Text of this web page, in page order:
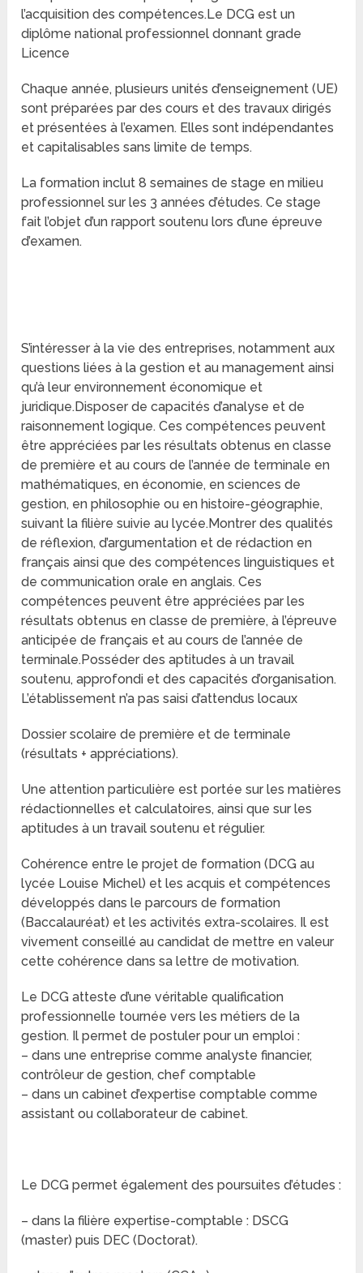
l’acquisition des compétences.Le DCG est un
diplôme national professionnel donnant grade
Licence
Chaque année, plusieurs unités d’enseignement (UE)
sont préparées par des cours et des travaux dirigés
et présentées à l’examen. Elles sont indépendantes
et capitalisables sans limite de temps.
La formation inclut 8 semaines de stage en milieu
professionnel sur les 3 années d’études. Ce stage
fait l’objet d’un rapport soutenu lors d’une épreuve
d’examen.
S’intéresser à la vie des entreprises, notamment aux
questions liées à la gestion et au management ainsi
qu’à leur environnement économique et
juridique.Disposer de capacités d’analyse et de
raisonnement logique. Ces compétences peuvent
être appréciées par les résultats obtenus en classe
de première et au cours de l’année de terminale en
mathématiques, en économie, en sciences de
gestion, en philosophie ou en histoire-géographie,
suivant la filière suivie au lycée.Montrer des qualités
de réflexion, d’argumentation et de rédaction en
français ainsi que des compétences linguistiques et
de communication orale en anglais. Ces
compétences peuvent être appréciées par les
résultats obtenus en classe de première, à l’épreuve
anticipée de français et au cours de l’année de
terminale.Posséder des aptitudes à un travail
soutenu, approfondi et des capacités d’organisation.
L’établissement n’a pas saisi d’attendus locaux
Dossier scolaire de première et de terminale
(résultats + appréciations).
Une attention particulière est portée sur les matières
rédactionnelles et calculatoires, ainsi que sur les
aptitudes à un travail soutenu et régulier.
Cohérence entre le projet de formation (DCG au
lycée Louise Michel) et les acquis et compétences
développés dans le parcours de formation
(Baccalauréat) et les activités extra-scolaires. Il est
vivement conseillé au candidat de mettre en valeur
cette cohérence dans sa lettre de motivation.
Le DCG atteste d’une véritable qualification
professionnelle tournée vers les métiers de la
gestion. Il permet de postuler pour un emploi :
– dans une entreprise comme analyste financier,
contrôleur de gestion, chef comptable
– dans un cabinet d’expertise comptable comme
assistant ou collaborateur de cabinet.
Le DCG permet également des poursuites d’études :
– dans la filière expertise-comptable : DSCG
(master) puis DEC (Doctorat).